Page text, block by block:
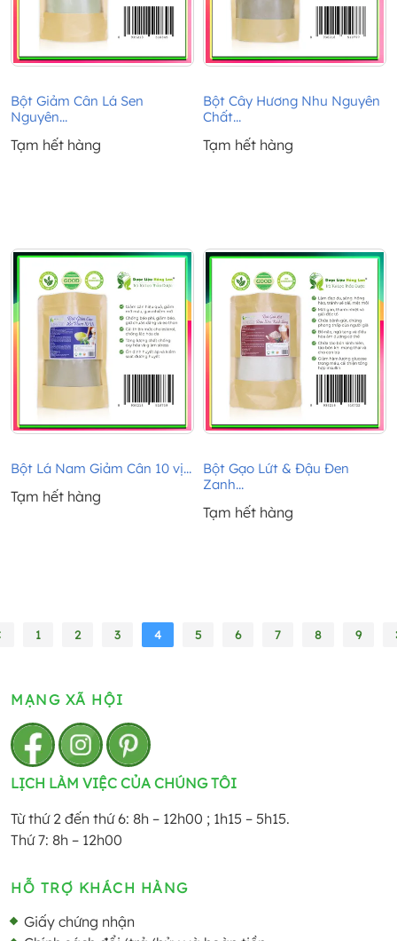
Bột Giảm Cân Lá Sen
Nguyên...
Tạm hết hàng
Bột Cây Hương Nhu Nguyên
Chất...
Tạm hết hàng
Bột Lá Nam Giảm Cân 10 vị...
Tạm hết hàng
Bột Gạo Lứt & Đậu Đen
Zanh...
Tạm hết hàng
1 2 3 4 5 6 7 8 9
MẠNG XÃ HỘI
LỊCH LÀM VIỆC CỦA CHÚNG TÔI
Từ thứ 2 đến thứ 6: 8h – 12h00 ; 1h15 – 5h15.
Thứ 7: 8h – 12h00
HỖ TRỢ KHÁCH HÀNG
Giấy chứng nhận